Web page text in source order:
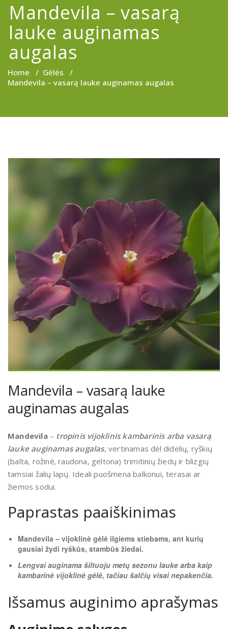
Mandevila – vasarą
lauke auginamas
augalas
Home / Gėlės /
Mandevila – vasarą lauke auginamas augalas
Mandevila – vasarą lauke
auginamas augalas
Mandevila– tropinis vijoklinis kambarinis arba vasarą
lauke auginamas augalas, vertinamas dėl didelių, ryškių
(balta, rožinė, raudona, geltona) trimitinių žiedų ir blizgių
tamsiai žalių lapų. Ideali puošmena balkonui, terasai ar
žiemos sodui.
Paprastas paaiškinimas
Mandevila – vijoklinė gėlė ilgiems stiebams, ant kurių
gausiai žydi ryškūs, stambūs žiedai.
Lengvai auginama šiltuoju metų sezonu lauke arba kaip
kambarinė vijoklinė gėlė, tačiau šalčių visai nepakenčia.
Išsamus auginimo aprašymas